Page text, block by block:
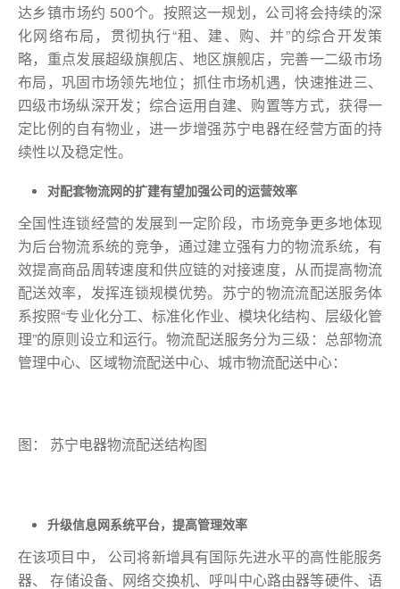
达乡镇市场约 500个。按照这一规划，公司将会持续的深
化网络布局，贯彻执行“租、建、购、并”的综合开发策
略，重点发展超级旗舰店、地区旗舰店，完善一二级市场
布局，巩固市场领先地位；抓住市场机遇，快速推进三、
四级市场纵深开发；综合运用自建、购置等方式，获得一
定比例的自有物业，进一步增强苏宁电器在经营方面的持
续性以及稳定性。
对配套物流网的扩建有望加强公司的运营效率
全国性连锁经营的发展到一定阶段，市场竞争更多地体现
为后台物流系统的竞争，通过建立强有力的物流系统，有
效提高商品周转速度和供应链的对接速度，从而提高物流
配送效率，发挥连锁规模优势。苏宁的物流流配送服务体
系按照“专业化分工、标准化作业、模块化结构、层级化管
理”的原则设立和运行。物流配送服务分为三级：总部物流
管理中心、区域物流配送中心、城市物流配送中心：
图： 苏宁电器物流配送结构图
升级信息网系统平台，提高管理效率
在该项目中， 公司将新增具有国际先进水平的高性能服务
器、 存储设备、网络交换机、呼叫中心路由器等硬件、语